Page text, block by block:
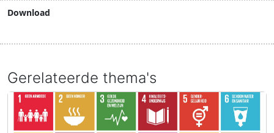
Download
Gerelateerde thema's